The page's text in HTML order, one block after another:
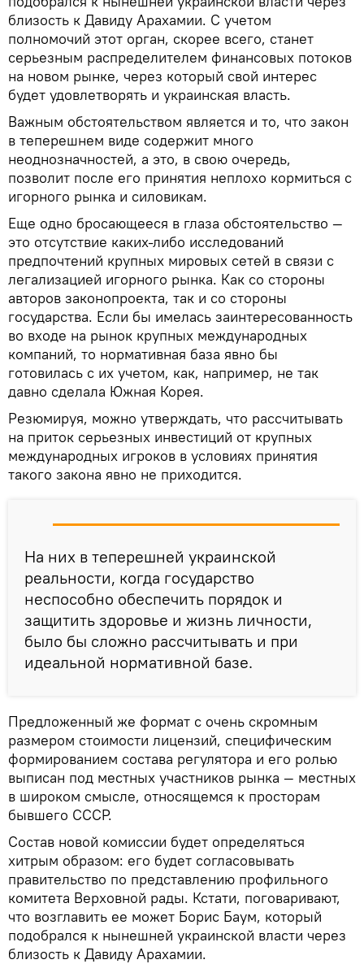
близость к Давиду Арахамии. С учетом
полномочий этот орган, скорее всего, станет
серьезным распределителем финансовых потоков
на новом рынке, через который свой интерес
будет удовлетворять и украинская власть.
Важным обстоятельством является и то, что закон
в теперешнем виде содержит много
неоднозначностей, а это, в свою очередь,
позволит после его принятия неплохо кормиться с
игорного рынка и силовикам.
Еще одно бросающееся в глаза обстоятельство —
это отсутствие каких-либо исследований
предпочтений крупных мировых сетей в связи с
легализацией игорного рынка. Как со стороны
авторов законопроекта, так и со стороны
государства. Если бы имелась заинтересованность
во входе на рынок крупных международных
компаний, то нормативная база явно бы
готовилась с их учетом, как, например, не так
давно сделала Южная Корея.
Резюмируя, можно утверждать, что рассчитывать
на приток серьезных инвестиций от крупных
международных игроков в условиях принятия
такого закона явно не приходится.
На них в теперешней украинской
реальности, когда государство
неспособно обеспечить порядок и
защитить здоровье и жизнь личности,
было бы сложно рассчитывать и при
идеальной нормативной базе.
Предложенный же формат с очень скромным
размером стоимости лицензий, специфическим
формированием состава регулятора и его ролью
выписан под местных участников рынка — местных
в широком смысле, относящемся к просторам
бывшего СССР.
Состав новой комиссии будет определяться
хитрым образом: его будет согласовывать
правительство по представлению профильного
комитета Верховной рады. Кстати, поговаривают,
что возглавить ее может Борис Баум, который
подобрался к нынешней украинской власти через
близость к Давиду Арахамии.